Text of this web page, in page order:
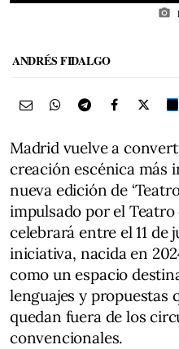
photo_camera
ANDRÉS FIDALGO
Madrid vuelve a
creación escénica más
nueva edición de
impulsado por el Teatro
celebrará entre el 11 de
iniciativa, nacida en
como un espacio
lenguajes y propuestas
quedan fuera de los
convencionales.